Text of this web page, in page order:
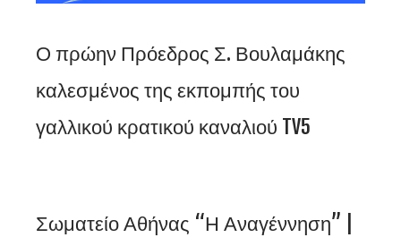
Ο πρώην Πρόεδρος Σ. Βουλαμάκης
καλεσμένος της εκπομπής του
γαλλικού κρατικού καναλιού TV5
Σωματείο Αθήνας “Η Αναγέννηση” |